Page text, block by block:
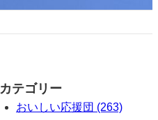
カテゴリー
おいしい応援団 (263)